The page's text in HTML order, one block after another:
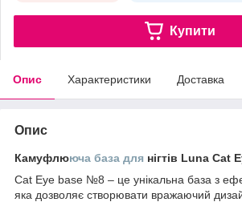
Купити
Опис Характеристики Доставка
Опис
Камуфлююча база для нігтів Luna Cat
Cat Eye base №8 – це унікальна база з
яка дозволяє створювати вражаючий